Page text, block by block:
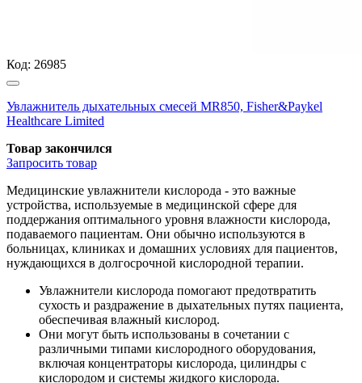
Код: 26985
Увлажнитель дыхательных смесей MR850, Fisher&Paykel
Healthcare Limited
Товар закончился
Запросить товар
Медицинские увлажнители кислорода - это важные
устройства, используемые в медицинской сфере для
поддержания оптимального уровня влажности кислорода,
подаваемого пациентам. Они обычно используются в
больницах, клиниках и домашних условиях для пациентов,
нуждающихся в долгосрочной кислородной терапии.
Увлажнители кислорода помогают предотвратить
сухость и раздражение в дыхательных путях пациента,
обеспечивая влажный кислород.
Они могут быть использованы в сочетании с
различными типами кислородного оборудования,
включая концентраторы кислорода, цилиндры с
кислородом и системы жидкого кислорода.